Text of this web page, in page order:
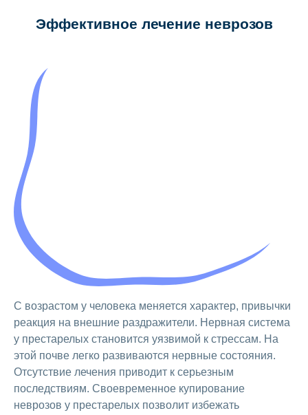
Эффективное лечение неврозов
С возрастом у человека меняется характер, привычки
реакция на внешние раздражители. Нервная система
у престарелых становится уязвимой к стрессам. На
этой почве легко развиваются нервные состояния.
Отсутствие лечения приводит к серьезным
последствиям. Своевременное купирование
неврозов у престарелых позволит избежать